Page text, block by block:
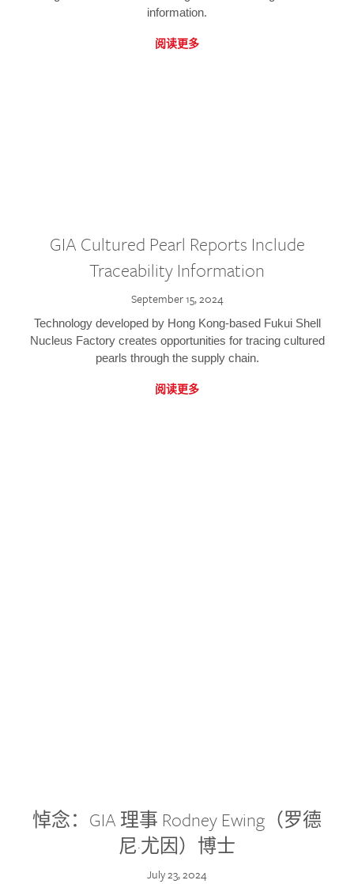
information.
阅读更多
GIA Cultured Pearl Reports Include
Traceability Information
September 15, 2024
Technology developed by Hong Kong-based Fukui Shell
Nucleus Factory creates opportunities for tracing cultured
pearls through the supply chain.
阅读更多
悼念：GIA 理事 Rodney Ewing（罗德
尼·尤因）博士
July 23, 2024